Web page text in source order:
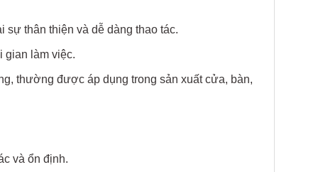
sự thân thiện và dễ dàng thao tác.
gian làm việc.
thường được áp dụng trong sản xuất cửa, bàn,
và ổn định.